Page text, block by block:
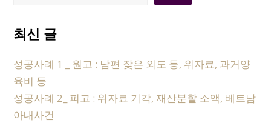
최신 글
성공사례 1 _ 원고 : 남편 잦은 외도 등, 위자료, 과거양
육비 등
성공사례 2_ 피고 : 위자료 기각, 재산분할 소액, 베트남
아내사건